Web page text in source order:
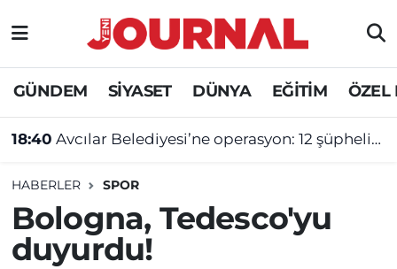
GÜNDEM SİYASET DÜNYA EĞİTİM ÖZEL
18:40 Avcılar Belediyesi’ne operasyon: 12 şüpheliye tutuklama talebi
HABERLER SPOR
Bologna, Tedesco'yu
duyurdu!
GÜNDEM
SİYASET
DÜNYA
EĞİTİM
Nöbetçi Eczaneler
Hava Durumu
Süper Lig Puan Durumu ve Fikstür
Tüm Manşetler